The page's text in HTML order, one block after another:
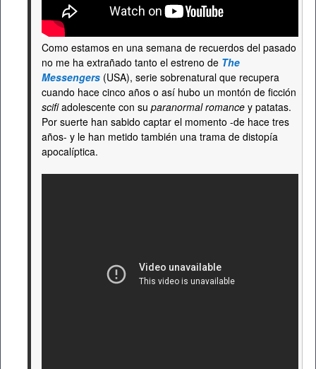
Como estamos en una semana de recuerdos del pasado
no me ha extrañado tanto el estreno de The
Messengers (USA), serie sobrenatural que recupera
cuando hace cinco años o así hubo un montón de ficción
scifiadolescente con su paranormal romance y patatas.
Por suerte han sabido captar el momento -de hace tres
años- y le han metido también una trama de distopía
apocalíptica.